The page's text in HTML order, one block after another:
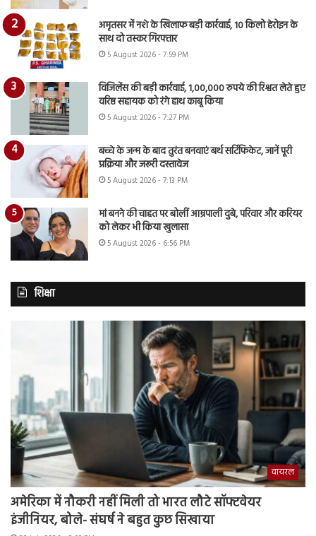
अमृतसर में नशे के खिलाफ बड़ी कार्रवाई, 10 किलो हेरोइन के
साथ दो तस्कर गिरफ्तार
5 August 2026 - 7:59 PM
विजिलेंस की बड़ी कार्रवाई, 1,00,000 रुपये की रिश्वत लेते हुए
वरिष्ठ सहायक को रंगे हाथ काबू किया
5 August 2026 - 7:27 PM
बच्चे के जन्म के बाद तुरंत बनवाएं बर्थ सर्टिफिकेट, जानें पूरी
प्रक्रिया और जरूरी दस्तावेज
5 August 2026 - 7:13 PM
मां बनने की चाहत पर बोलीं आम्रपाली दुबे, परिवार और करियर
को लेकर भी किया खुलासा
5 August 2026 - 6:56 PM
शिक्षा
वायरल
अमेरिका में नौकरी नहीं मिली तो भारत लौटे सॉफ्टवेयर
इंजीनियर, बोले- संघर्ष ने बहुत कुछ सिखाया